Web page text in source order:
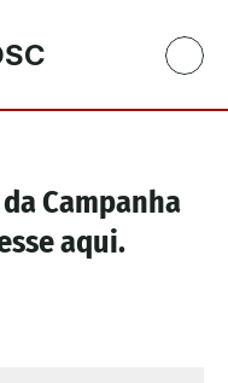
Campanha
aqui.